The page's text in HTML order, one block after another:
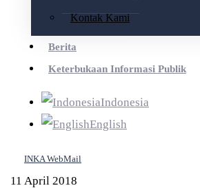
Kontak Kami
Berita
Keterbukaan Informasi Publik
Indonesia
English
INKA WebMail
11 April 2018